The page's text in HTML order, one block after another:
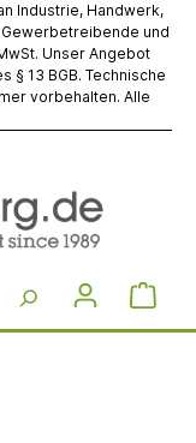
Industrie, Handwerk,
und
Unser Angebot
§ 13 BGB. Technische
vorbehalten. Alle